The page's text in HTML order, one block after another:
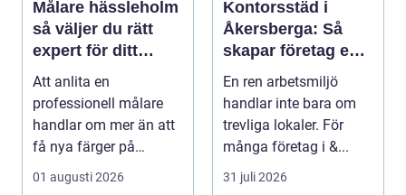
Målare hässleholm
så väljer du rätt
expert för ditt
måleriprojekt
Att anlita en
professionell målare
handlar om mer än att
få nya färger på
väggarna. En kunnig
01 augusti 2026
Kontorsstäd i
Åkersberga: Så
skapar företag en
ren, trygg och
effektiv arbetsplats
En ren arbetsmiljö
handlar inte bara om
trevliga lokaler. För
många företag i &...
31 juli 2026